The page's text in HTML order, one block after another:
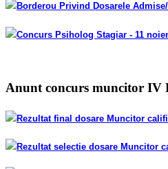
Borderou Privind Dosarele
Concurs Psiholog Stagiar - 11
Anunt concurs muncitor IV
Rezultat final dosare Muncitor
Rezultat selectie dosare Muncitor